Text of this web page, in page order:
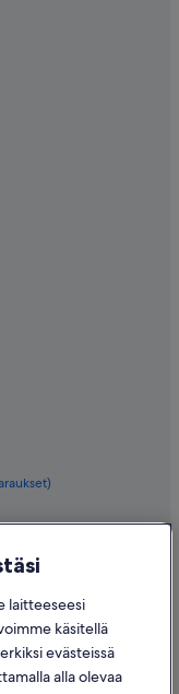
laitteeseesi
käsitellä
evästeissä
alla olevaa